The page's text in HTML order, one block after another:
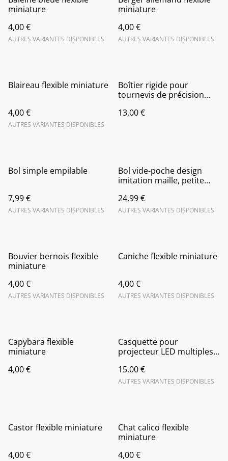
miniature
4,00 €
AUTRES VARIANTES DISPONIBLES
miniature
4,00 €
AUTRES VARIANTES DISPONIBLES
Blaireau flexible miniature
4,00 €
AUTRES VARIANTES DISPONIBLES
Boîtier rigide pour
tournevis de précision
13,00 €
Bol simple empilable
7,99 €
AUTRES VARIANTES DISPONIBLES
Bol vide-poche design
imitation maille, petite
24,99 €
AUTRES VARIANTES DISPONIBLES
Bouvier bernois flexible
miniature
4,00 €
AUTRES VARIANTES DISPONIBLES
Caniche flexible miniature
4,00 €
AUTRES VARIANTES DISPONIBLES
Capybara flexible
miniature
4,00 €
Casquette pour
projecteur LED multiples
modèles et sur-mesure
15,00 €
AUTRES VARIANTES DISPONIBLES
Castor flexible miniature
4,00 €
Chat calico flexible
miniature
4,00 €